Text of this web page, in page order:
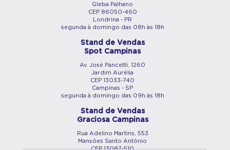
Gleba Palhano
CEP 86050-460
Londrina - PR
segunda à domingo das 08h às 18h
Stand de Vendas
Spot Campinas
Av. José Pancetti, 1260
Jardim Aurélia
CEP 13033-740
Campinas - SP
segunda à domingo das 09h às 18h
Stand de Vendas
Graciosa Campinas
Rua Adelino Martins, 553
Mansões Santo Antônio
CEP 13087-510